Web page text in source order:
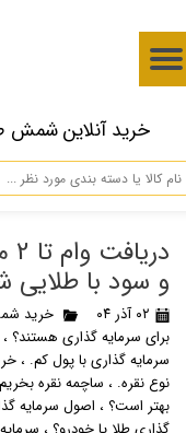
​خرید آنلاین شمش
حساب کاربری من
سفارشات
و سود با طلایی
۰۲ آذر ۰۴
خرید
برای سرمایه گذاری هستند؟،
سرمایه گذاری با پول کم. ،
نوع نقره. ، ساچمه نقره
بهتر است؟، اصول سرمایه